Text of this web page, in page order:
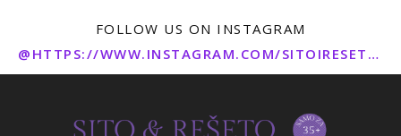
FOLLOW US ON INSTAGRAM
@HTTPS://WWW.INSTAGRAM.COM/SITOIRESETO/